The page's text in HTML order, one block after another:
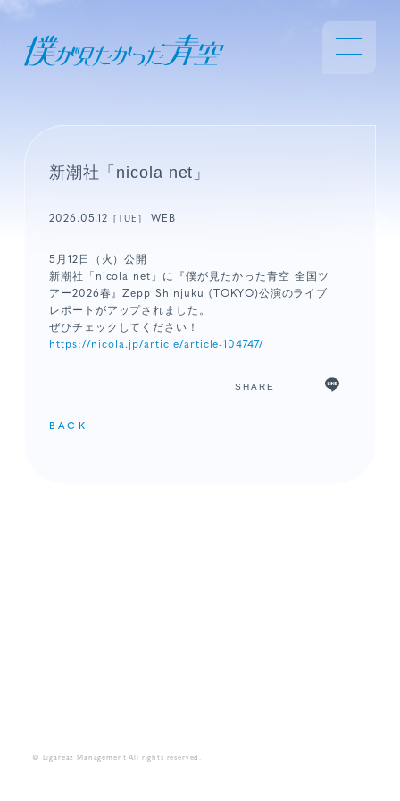
新潮社「nicola net」
2026.05.12 ［TUE］ WEB
5月12日（火）公開
新潮社「nicola net」に『僕が見たかった青空 全国ツ
アー2026春』Zepp Shinjuku (TOKYO)公演のライブ
レポートがアップされました。
ぜひチェックしてください！
https://nicola.jp/article/article-104747/
SHARE
BACK
© Ligareaz Management All rights reserved.